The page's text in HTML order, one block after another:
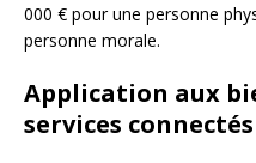
000 € pour une personne
personne morale.
Application aux
services connectés